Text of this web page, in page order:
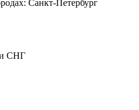
Санкт-Петербург
и СНГ